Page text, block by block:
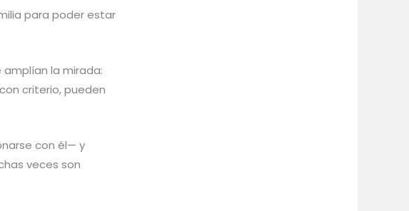
para poder estar
la mirada:
criterio, pueden
con él— y
veces son